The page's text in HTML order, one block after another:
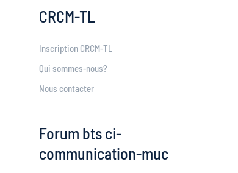
CRCM-TL
Inscription CRCM-TL
Qui sommes-nous?
Nous contacter
Forum bts ci-
communication-muc